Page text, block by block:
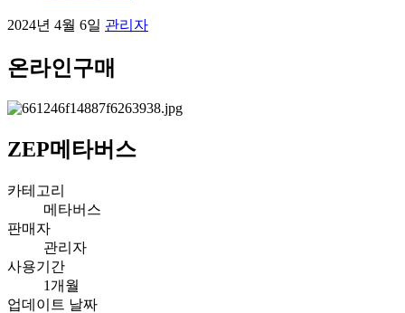
2024년 4월 6일 관리자
온라인구매
ZEP메타버스
카테고리
메타버스
판매자
관리자
사용기간
1개월
업데이트 날짜